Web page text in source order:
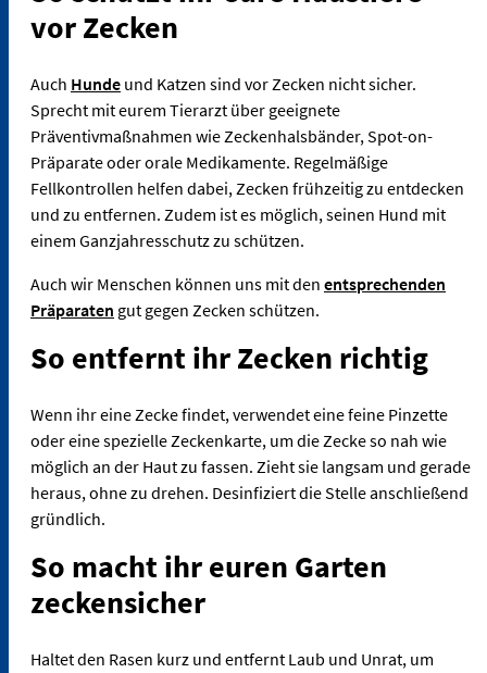
vor Zecken
Auch Hunde und Katzen sind vor Zecken nicht sicher.
Sprecht mit eurem Tierarzt über geeignete
Präventivmaßnahmen wie Zeckenhalsbänder, Spot-on-
Präparate oder orale Medikamente. Regelmäßige
Fellkontrollen helfen dabei, Zecken frühzeitig zu entdecken
und zu entfernen. Zudem ist es möglich, seinen Hund mit
einem Ganzjahresschutz zu schützen.
Auch wir Menschen können uns mit den entsprechenden
Präparaten gut gegen Zecken schützen.
So entfernt ihr Zecken richtig
Wenn ihr eine Zecke findet, verwendet eine feine Pinzette
oder eine spezielle Zeckenkarte, um die Zecke so nah wie
möglich an der Haut zu fassen. Zieht sie langsam und gerade
heraus, ohne zu drehen. Desinfiziert die Stelle anschließend
gründlich.
So macht ihr euren Garten
zeckensicher
Haltet den Rasen kurz und entfernt Laub und Unrat, um